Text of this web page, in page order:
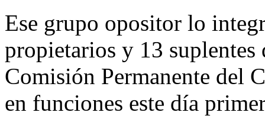
Ese grupo opositor lo
propietarios y 13 suplentes
Comisión Permanente del
en funciones este día